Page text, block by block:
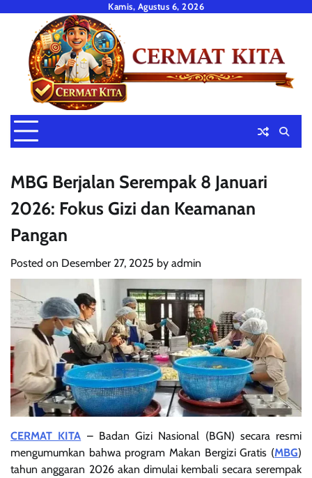
content
Kamis, Agustus 6, 2026
MBG Berjalan Serempak 8 Januari
2026: Fokus Gizi dan Keamanan
Pangan
Posted on Desember 27, 2025 by admin
CERMAT KITA – Badan Gizi Nasional (BGN) secara resmi
mengumumkan bahwa program Makan Bergizi Gratis (MBG)
tahun anggaran 2026 akan dimulai kembali secara serempak